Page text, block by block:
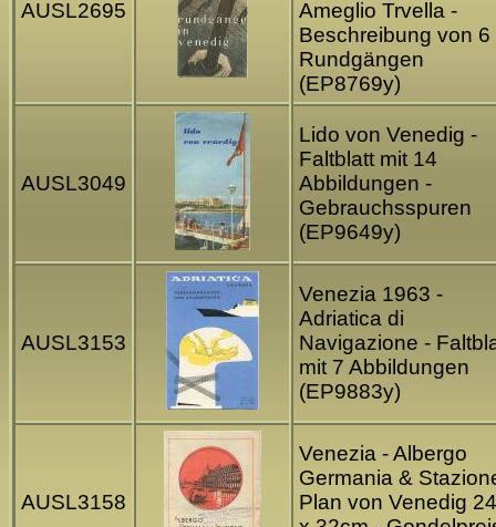
AUSL2695
Ameglio Trvella -
Beschreibung von 6
Rundgängen
(EP8769y)
AUSL3049
Lido von Venedig -
Faltblatt mit 14
Abbildungen -
Gebrauchsspuren
(EP9649y)
AUSL3153
Venezia 1963 -
Adriatica di
Navigazione -
mit 7 Abbildungen
(EP9883y)
AUSL3158
Venezia - Albergo
Germania &
Plan von Venedig